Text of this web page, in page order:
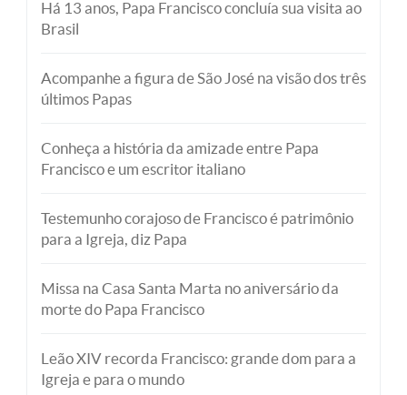
Há 13 anos, Papa Francisco concluía sua visita ao
Brasil
Acompanhe a figura de São José na visão dos três
últimos Papas
Conheça a história da amizade entre Papa
Francisco e um escritor italiano
Testemunho corajoso de Francisco é patrimônio
para a Igreja, diz Papa
Missa na Casa Santa Marta no aniversário da
morte do Papa Francisco
Leão XIV recorda Francisco: grande dom para a
Igreja e para o mundo